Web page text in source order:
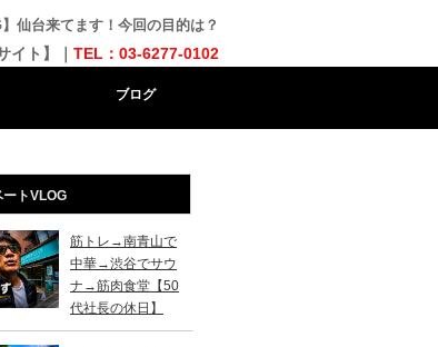
】仙台来てます！今回の目的は？
ト】｜ TEL：03-6277-0102
ブログ
ートVLOG
筋トレ→南青山で
中華→渋谷でサウ
ナ→筋肉食堂【50
代社長の休日】